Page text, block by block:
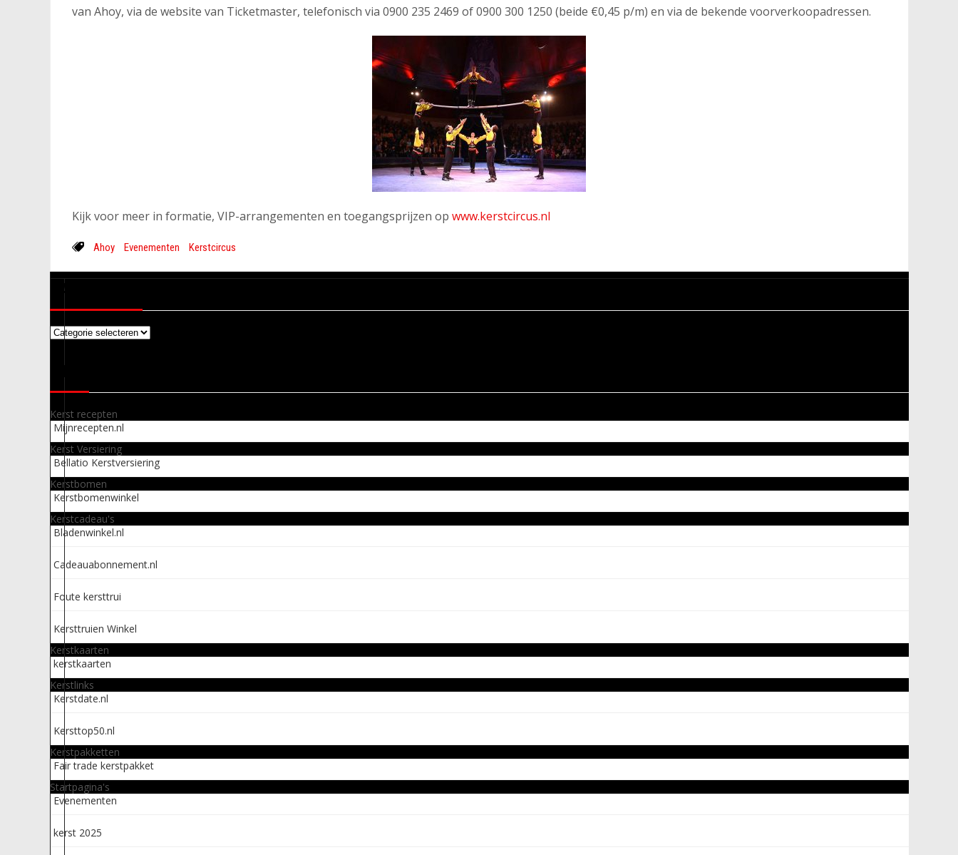
van Ahoy, via de website van Ticketmaster, telefonisch via 0900 235 2469 of 0900 300 1250 (beide €0,45 p/m) en via de bekende voorverkoopadressen.
Kijk voor meer in formatie, VIP-arrangementen en toegangsprijzen op www.kerstcircus.nl
Ahoy Evenementen Kerstcircus
CATEGORIEËN
Categorieën
LINKS
Kerst recepten
Mijnrecepten.nl
Kerst Versiering
Bellatio Kerstversiering
Kerstbomen
Kerstbomenwinkel
Kerstcadeau's
Bladenwinkel.nl
Cadeauabonnement.nl
Foute kersttrui
Kersttruien Winkel
Kerstkaarten
kerstkaarten
Kerstlinks
Kerstdate.nl
Kersttop50.nl
Kerstpakketten
Fair trade kerstpakket
Startpagina's
Evenementen
kerst 2025